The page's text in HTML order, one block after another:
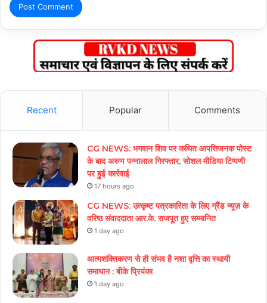
Recent Popular Comments
CG NEWS: भगवान शिव पर कथित आपत्तिजनक पोस्ट
के बाद अरुण पन्नालाल गिरफ्तार, सोशल मीडिया टिप्पणी
पर हुई कार्रवाई
17 hours ago
CG NEWS: उत्कृष्ट पत्रकारिता के लिए ग्रैंड न्यूज़ के
वरिष्ठ संवाददाता आर.के. राजपूत हुए सम्मानित
1 day ago
आत्मशक्तिकरण से ही संभव है नशा वृत्ति का स्थायी
समाधान : बीके प्रियंका
1 day ago